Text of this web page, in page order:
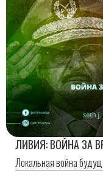
ЛИВИЯ: ВОЙНА ЗА
Локальная война